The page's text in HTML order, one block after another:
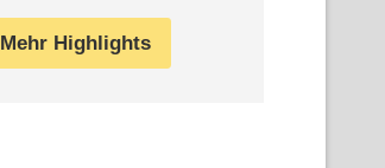
Mehr Highlights